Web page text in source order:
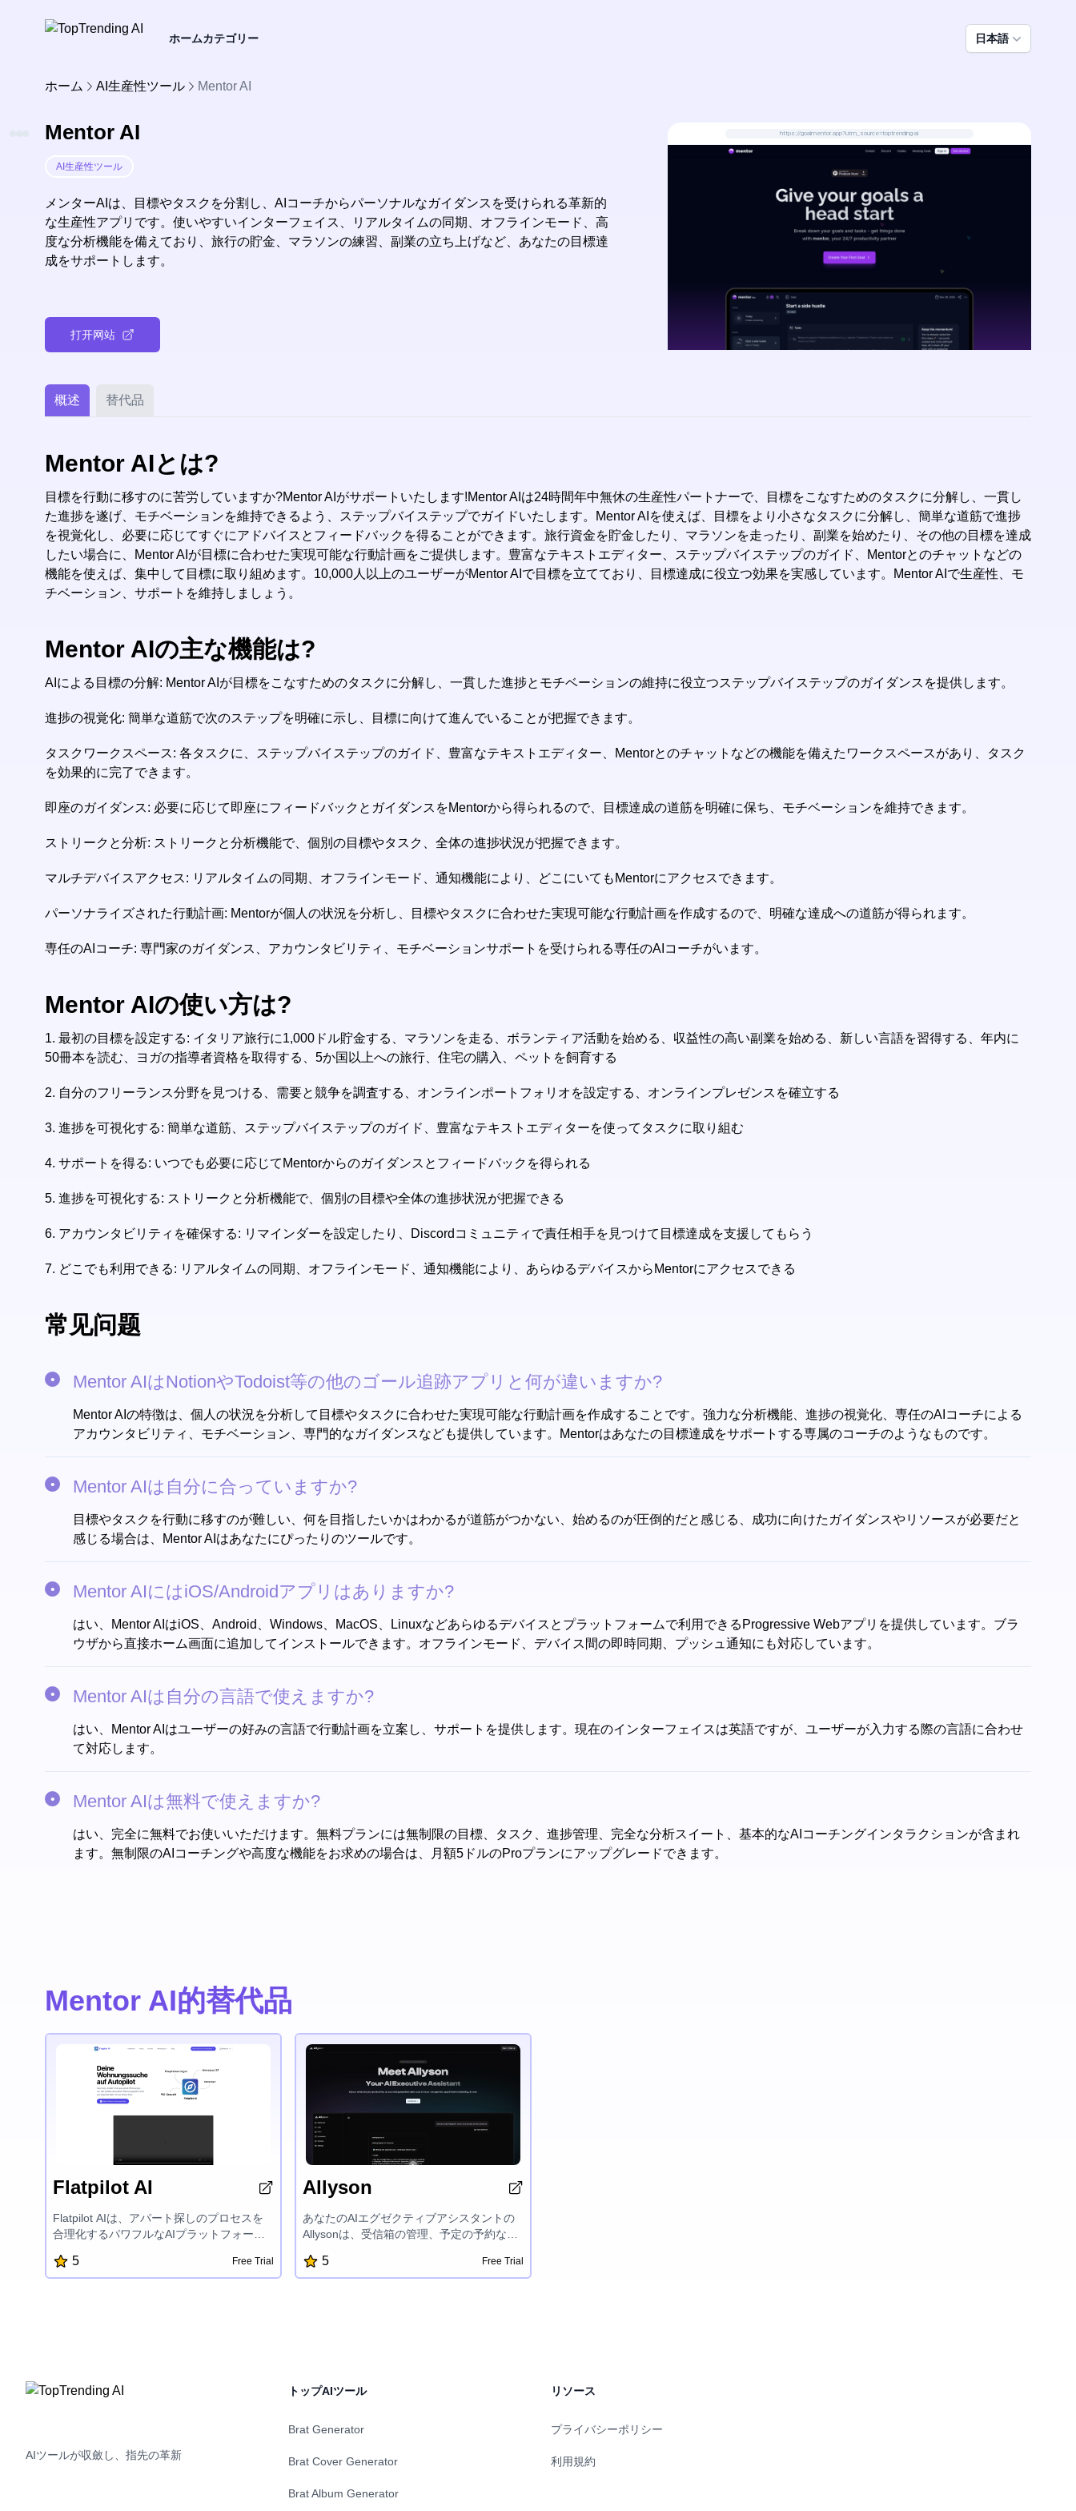
ホームカテゴリー 日本語
ホーム AI生産性ツール Mentor AI
Mentor AI
AI生産性ツール
メンターAIは、目標やタスクを分割し、AIコーチからパーソナルなガイダンスを受けられる革新的
な生産性アプリです。使いやすいインターフェイス、リアルタイムの同期、オフラインモード、高
度な分析機能を備えており、旅行の貯金、マラソンの練習、副業の立ち上げなど、あなたの目標達
成をサポートします。
打开网站
https://goalmentor.app?utm_source=toptrending-ai
概述 替代品
Mentor AIとは?
目標を行動に移すのに苦労していますか?Mentor AIがサポートいたします!Mentor AIは24時間年中無休の生産性パートナーで、目標をこなすためのタスクに分解し、一貫し
た進捗を遂げ、モチベーションを維持できるよう、ステップバイステップでガイドいたします。Mentor AIを使えば、目標をより小さなタスクに分解し、簡単な道筋で進捗
を視覚化し、必要に応じてすぐにアドバイスとフィードバックを得ることができます。旅行資金を貯金したり、マラソンを走ったり、副業を始めたり、その他の目標を達成
したい場合に、Mentor AIが目標に合わせた実現可能な行動計画をご提供します。豊富なテキストエディター、ステップバイステップのガイド、Mentorとのチャットなどの
機能を使えば、集中して目標に取り組めます。10,000人以上のユーザーがMentor AIで目標を立てており、目標達成に役立つ効果を実感しています。Mentor AIで生産性、モ
チベーション、サポートを維持しましょう。
Mentor AIの主な機能は?
AIによる目標の分解: Mentor AIが目標をこなすためのタスクに分解し、一貫した進捗とモチベーションの維持に役立つステップバイステップのガイダンスを提供します。
進捗の視覚化: 簡単な道筋で次のステップを明確に示し、目標に向けて進んでいることが把握できます。
タスクワークスペース: 各タスクに、ステップバイステップのガイド、豊富なテキストエディター、Mentorとのチャットなどの機能を備えたワークスペースがあり、タスク
を効果的に完了できます。
即座のガイダンス: 必要に応じて即座にフィードバックとガイダンスをMentorから得られるので、目標達成の道筋を明確に保ち、モチベーションを維持できます。
ストリークと分析: ストリークと分析機能で、個別の目標やタスク、全体の進捗状況が把握できます。
マルチデバイスアクセス: リアルタイムの同期、オフラインモード、通知機能により、どこにいてもMentorにアクセスできます。
パーソナライズされた行動計画: Mentorが個人の状況を分析し、目標やタスクに合わせた実現可能な行動計画を作成するので、明確な達成への道筋が得られます。
専任のAIコーチ: 専門家のガイダンス、アカウンタビリティ、モチベーションサポートを受けられる専任のAIコーチがいます。
Mentor AIの使い方は?
1. 最初の目標を設定する: イタリア旅行に1,000ドル貯金する、マラソンを走る、ボランティア活動を始める、収益性の高い副業を始める、新しい言語を習得する、年内に
50冊本を読む、ヨガの指導者資格を取得する、5か国以上への旅行、住宅の購入、ペットを飼育する
2. 自分のフリーランス分野を見つける、需要と競争を調査する、オンラインポートフォリオを設定する、オンラインプレゼンスを確立する
3. 進捗を可視化する: 簡単な道筋、ステップバイステップのガイド、豊富なテキストエディターを使ってタスクに取り組む
4. サポートを得る: いつでも必要に応じてMentorからのガイダンスとフィードバックを得られる
5. 進捗を可視化する: ストリークと分析機能で、個別の目標や全体の進捗状況が把握できる
6. アカウンタビリティを確保する: リマインダーを設定したり、Discordコミュニティで責任相手を見つけて目標達成を支援してもらう
7. どこでも利用できる: リアルタイムの同期、オフラインモード、通知機能により、あらゆるデバイスからMentorにアクセスできる
常见问题
Mentor AIはNotionやTodoist等の他のゴール追跡アプリと何が違いますか?
Mentor AIの特徴は、個人の状況を分析して目標やタスクに合わせた実現可能な行動計画を作成することです。強力な分析機能、進捗の視覚化、専任のAIコーチによる
アカウンタビリティ、モチベーション、専門的なガイダンスなども提供しています。Mentorはあなたの目標達成をサポートする専属のコーチのようなものです。
Mentor AIは自分に合っていますか?
目標やタスクを行動に移すのが難しい、何を目指したいかはわかるが道筋がつかない、始めるのが圧倒的だと感じる、成功に向けたガイダンスやリソースが必要だと
感じる場合は、Mentor AIはあなたにぴったりのツールです。
Mentor AIにはiOS/Androidアプリはありますか?
はい、Mentor AIはiOS、Android、Windows、MacOS、Linuxなどあらゆるデバイスとプラットフォームで利用できるProgressive Webアプリを提供しています。ブラ
ウザから直接ホーム画面に追加してインストールできます。オフラインモード、デバイス間の即時同期、プッシュ通知にも対応しています。
Mentor AIは自分の言語で使えますか?
はい、Mentor AIはユーザーの好みの言語で行動計画を立案し、サポートを提供します。現在のインターフェイスは英語ですが、ユーザーが入力する際の言語に合わせ
て対応します。
Mentor AIは無料で使えますか?
はい、完全に無料でお使いいただけます。無料プランには無制限の目標、タスク、進捗管理、完全な分析スイート、基本的なAIコーチングインタラクションが含まれ
ます。無制限のAIコーチングや高度な機能をお求めの場合は、月額5ドルのProプランにアップグレードできます。
Mentor AI的替代品
Flatpilot AI
Flatpilot AIは、アパート探しのプロセスを
合理化するパワフルなAIプラットフォーム
ォームにわたって検索し、1クリックで完璧
なアパートを見つけて申し込むことができ
5 Free Trial
Allyson
あなたのAIエグゼクティブアシスタントの
Allysonは、受信箱の管理、予定の予約な
性を向上させます。 3ステップでスタート
でき、Allysonはメールとカレンダーに接続
5 Free Trial
AIツールが収斂し、指先の革新
トップAIツール
Brat Generator
Brat Cover Generator
Brat Album Generator
リソース
プライバシーポリシー
利用規約